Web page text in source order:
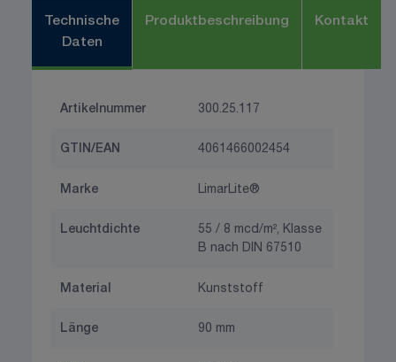
Technische
Daten
Produktbeschreibung Kontakt
Artikelnummer 300.25.117
GTIN/EAN 4061466002454
Marke LimarLite®
Leuchtdichte
55 / 8 mcd/m², Klasse
B nach DIN 67510
Material Kunststoff
Länge 90 mm